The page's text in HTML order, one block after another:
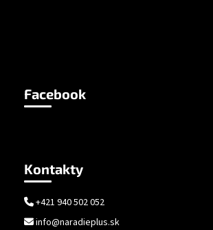
Facebook
Kontakty
+421 940 502 052
info@naradieplus.sk